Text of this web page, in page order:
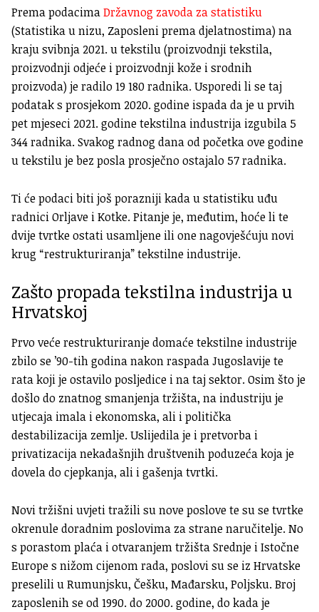
Prema podacimaDržavnog zavoda za statistiku
(Statistika u nizu, Zaposleni prema djelatnostima) na
kraju svibnja 2021. u tekstilu (proizvodnji tekstila,
proizvodnji odjeće i proizvodnji kože i srodnih
proizvoda) je radilo 19 180 radnika. Usporedi li se taj
podatak s prosjekom 2020. godine ispada da je u prvih
pet mjeseci 2021. godine tekstilna industrija izgubila 5
344 radnika. Svakog radnog dana od početka ove godine
u tekstilu je bez posla prosječno ostajalo 57 radnika.
Ti će podaci biti još porazniji kada u statistiku uđu
radnici Orljave i Kotke. Pitanje je, međutim, hoće li te
dvije tvrtke ostati usamljene ili one nagovješćuju novi
krug “restrukturiranja” tekstilne industrije.
Zašto propada tekstilna industrija u
Hrvatskoj
Prvo veće restrukturiranje domaće tekstilne industrije
zbilo se ’90-tih godina nakon raspada Jugoslavije te
rata koji je ostavilo posljedice i na taj sektor. Osim što je
došlo do znatnog smanjenja tržišta, na industriju je
utjecaja imala i ekonomska, ali i politička
destabilizacija zemlje. Uslijedila je i pretvorba i
privatizacija nekadašnjih društvenih poduzeća koja je
dovela do cjepkanja, ali i gašenja tvrtki.
Novi tržišni uvjeti tražili su nove poslove te su se tvrtke
okrenule doradnim poslovima za strane naručitelje. No
s porastom plaća i otvaranjem tržišta Srednje i Istočne
Europe s nižom cijenom rada, poslovi su se iz Hrvatske
preselili u Rumunjsku, Češku, Mađarsku, Poljsku. Broj
zaposlenih se od 1990. do 2000. godine, do kada je